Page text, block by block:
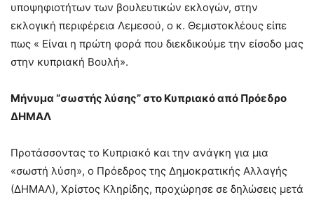
υποψηφιοτήτων των βουλευτικών εκλογών, στην
εκλογική περιφέρεια Λεμεσού, ο κ. Θεμιστοκλέους είπε
πως « Είναι η πρώτη φορά που διεκδικούμε την είσοδο μας
στην κυπριακή Βουλή».
Μήνυμα “σωστής λύσης” στο Κυπριακό από Πρόεδρο
ΔΗΜΑΛ
Προτάσσοντας το Κυπριακό και την ανάγκη για μια
«σωστή λύση», ο Πρόεδρος της Δημοκρατικής Αλλαγής
(ΔΗΜΑΛ), Χρίστος Κληρίδης, προχώρησε σε δηλώσεις μετά